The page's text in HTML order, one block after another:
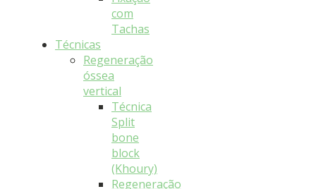
com
Tachas
Técnicas
Regeneração
óssea
vertical
Técnica
Split
bone
block
(Khoury)
Regeneração